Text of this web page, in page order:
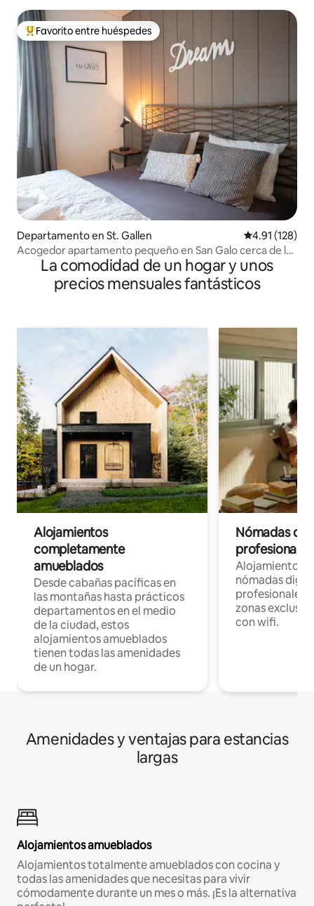
De los mejores en Favorito entre huéspedes
Favorito entre huéspedes
Departamento en St. Gallen Calificación
4.91 (128)
Acogedor apartamento pequeño en San Galo cerca de la
universidad
La comodidad de un hogar y unos
precios mensuales fantásticos
Alojamientos
completamente
amueblados
Desde cabañas pacíficas en
las montañas hasta prácticos
departamentos en el medio
de la ciudad, estos
alojamientos amueblados
tienen todas las amenidades
de un hogar.
Nómadas
Alojamientos
nómadas
profesionales
zonas
con wifi.
Amenidades y ventajas para estancias
largas
Alojamientos amueblados
Alojamientos totalmente amueblados con cocina y
todas las amenidades que necesitas para vivir
cómodamente durante un mes o más. ¡Es la alternativa